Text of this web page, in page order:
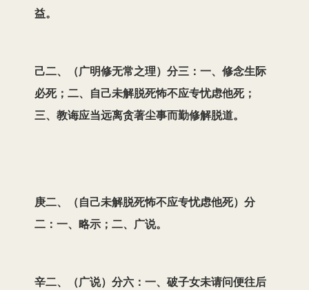
益。
己二、（广明修无常之理）分三：一、修念生际
必死；二、自己未解脱死怖不应专忧虑他死；
三、教诲应当远离贪著尘事而勤修解脱道。
庚二、（自己未解脱死怖不应专忧虑他死）分
二：一、略示；二、广说。
辛二、（广说）分六：一、破子女未请问便往后